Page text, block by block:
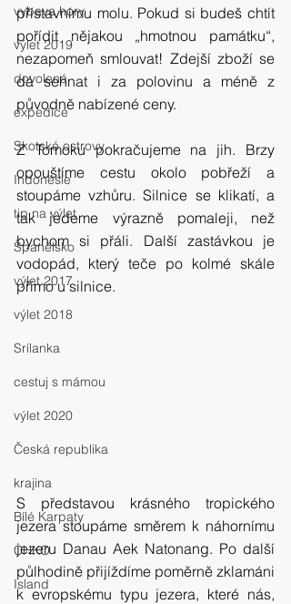
vybava hory
výlet 2019
dovolená
expedice
Skotské ostrovy
Indonésie
tip na výlet
Španělsko
výlet 2017
výlet 2018
Srílanka
cestuj s mámou
výlet 2020
Česká republika
krajina
Bílé Karpaty
CHKO
Island
přístavnímu molu. Pokud si budeš chtít
pořídit nějakou „hmotnou památku“,
nezapomeň smlouvat! Zdejší zboží se
dá sehnat i za polovinu a méně z
původně nabízené ceny.
Z Tomoku pokračujeme na jih. Brzy
opouštíme cestu okolo pobřeží a
stoupáme vzhůru. Silnice se klikatí, a
tak jedeme výrazně pomaleji, než
bychom si přáli. Další zastávkou je
vodopád, který teče po kolmé skále
přímo u silnice.
S představou krásného tropického
jezera stoupáme směrem k náhornímu
jezeru Danau Aek Natonang. Po další
půlhodině přijíždíme poměrně zklamáni
k evropskému typu jezera, které nás,